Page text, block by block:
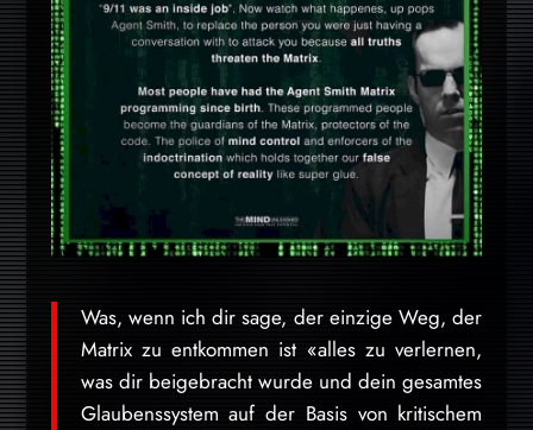
Was, wenn ich dir sage, der einzige Weg, der
Matrix zu entkommen ist «alles zu verlernen,
was dir beigebracht wurde und dein gesamtes
Glaubenssystem auf der Basis von kritischem